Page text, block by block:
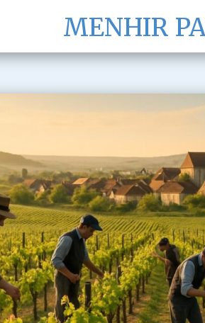
MENHIR